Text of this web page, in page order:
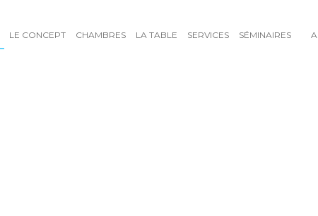
LE CONCEPT CHAMBRES LA TABLE SERVICES SÉMINAIRES